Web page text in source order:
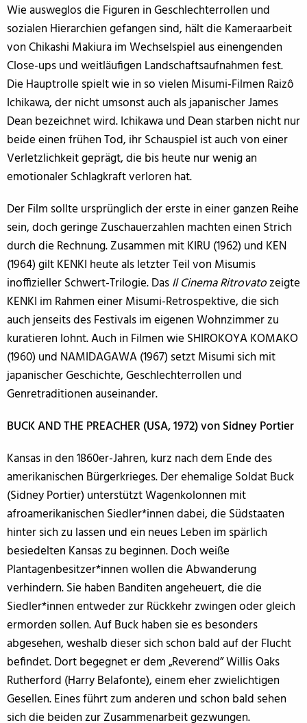
Wie ausweglos die Figuren in Geschlechterrollen und
sozialen Hierarchien gefangen sind, hält die Kameraarbeit
von Chikashi Makiura im Wechselspiel aus einengenden
Close-ups und weitläufigen Landschaftsaufnahmen fest.
Die Hauptrolle spielt wie in so vielen Misumi-Filmen Raizô
Ichikawa, der nicht umsonst auch als japanischer James
Dean bezeichnet wird. Ichikawa und Dean starben nicht nur
beide einen frühen Tod, ihr Schauspiel ist auch von einer
Verletzlichkeit geprägt, die bis heute nur wenig an
emotionaler Schlagkraft verloren hat.
Der Film sollte ursprünglich der erste in einer ganzen Reihe
sein, doch geringe Zuschauerzahlen machten einen Strich
durch die Rechnung. Zusammen mit KIRU (1962) und KEN
(1964) gilt KENKI heute als letzter Teil von Misumis
inoffizieller Schwert-Trilogie. DasIl Cinema Ritrovatozeigte
KENKI im Rahmen einer Misumi-Retrospektive, die sich
auch jenseits des Festivals im eigenen Wohnzimmer zu
kuratieren lohnt. Auch in Filmen wie SHIROKOYA KOMAKO
(1960) und NAMIDAGAWA (1967) setzt Misumi sich mit
japanischer Geschichte, Geschlechterrollen und
Genretraditionen auseinander.
BUCK AND THE PREACHER (USA, 1972) von Sidney Portier
Kansas in den 1860er-Jahren, kurz nach dem Ende des
amerikanischen Bürgerkrieges. Der ehemalige Soldat Buck
(Sidney Portier) unterstützt Wagenkolonnen mit
afroamerikanischen Siedler*innen dabei, die Südstaaten
hinter sich zu lassen und ein neues Leben im spärlich
besiedelten Kansas zu beginnen. Doch weiße
Plantagenbesitzer*innen wollen die Abwanderung
verhindern. Sie haben Banditen angeheuert, die die
Siedler*innen entweder zur Rückkehr zwingen oder gleich
ermorden sollen. Auf Buck haben sie es besonders
abgesehen, weshalb dieser sich schon bald auf der Flucht
befindet. Dort begegnet er dem „Reverend” Willis Oaks
Rutherford (Harry Belafonte), einem eher zwielichtigen
Gesellen. Eines führt zum anderen und schon bald sehen
sich die beiden zur Zusammenarbeit gezwungen.